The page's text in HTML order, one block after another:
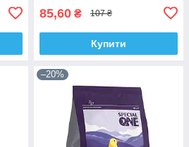
85,60 ₴ 107 ₴
Купити
–20%